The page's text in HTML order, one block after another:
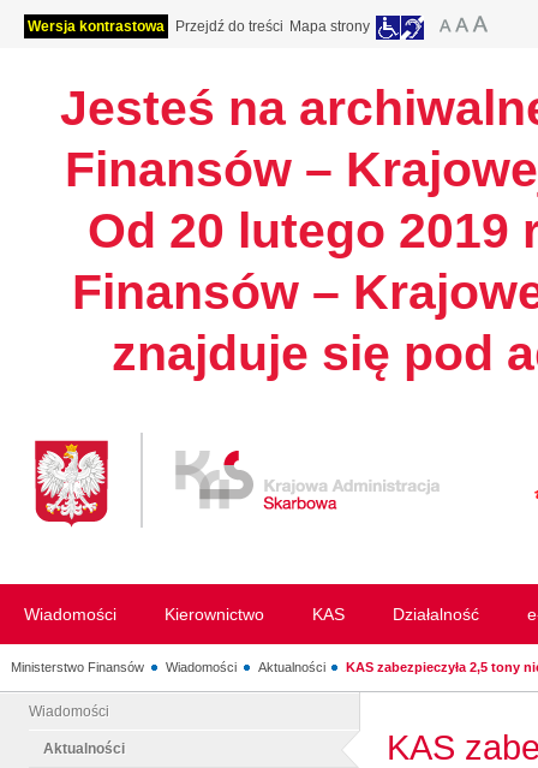
Wersja kontrastowa Przejdź do treści Mapa strony
Jesteś na
Finansów –
Od 20 lutego 2019
Finansów –
znajduje się pod
Wiadomości Kierownictwo KAS Działalność
Ministerstwo Finansów Wiadomości Aktualności KAS zabezpieczyła 2,5 tony
Wiadomości
Aktualności KAS